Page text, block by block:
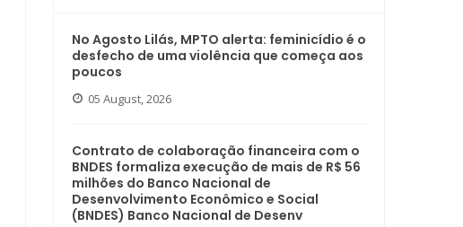
No Agosto Lilás, MPTO alerta: feminicídio é o
desfecho de uma violência que começa aos
poucos
05 August, 2026
Contrato de colaboração financeira com o
BNDES formaliza execução de mais de R$ 56
milhões do Banco Nacional de
Desenvolvimento Econômico e Social
(BNDES) Banco Nacional de Desenv